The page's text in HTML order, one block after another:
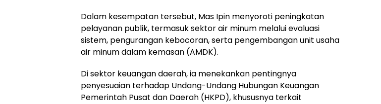
Dalam kesempatan tersebut, Mas Ipin menyoroti peningkatan
pelayanan publik, termasuk sektor air minum melalui evaluasi
sistem, pengurangan kebocoran, serta pengembangan unit usaha
air minum dalam kemasan (AMDK).
Di sektor keuangan daerah, ia menekankan pentingnya
penyesuaian terhadap Undang-Undang Hubungan Keuangan
Pemerintah Pusat dan Daerah (HKPD), khususnya terkait